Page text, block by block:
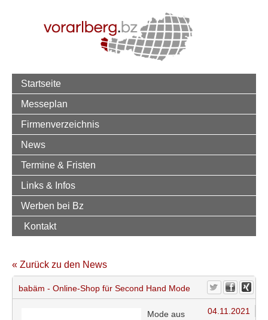
Startseite
Messeplan
Firmenverzeichnis
News
Termine & Fristen
Links & Infos
Werben bei Bz
Kontakt
« Zurück zu den News
babäm - Online-Shop für Second Hand Mode
04.11.2021
Mode aus